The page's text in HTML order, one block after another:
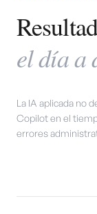
el día a
La IA aplicada no
Copilot en el
errores